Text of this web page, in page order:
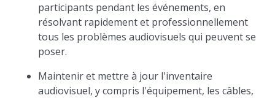
participants pendant les événements, en
résolvant rapidement et professionnellement
tous les problèmes audiovisuels qui peuvent se
poser.
Maintenir et mettre à jour l'inventaire
audiovisuel, y compris l'équipement, les câbles,